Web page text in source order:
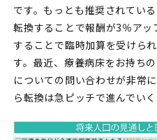
です。もっとも推奨されてい
転換することで報酬が3％ア
することで臨時加算を受けら
す。最近、療養病床をお持ち
についての問い合わせが非常
ら転換は急ピッチで進んでいく